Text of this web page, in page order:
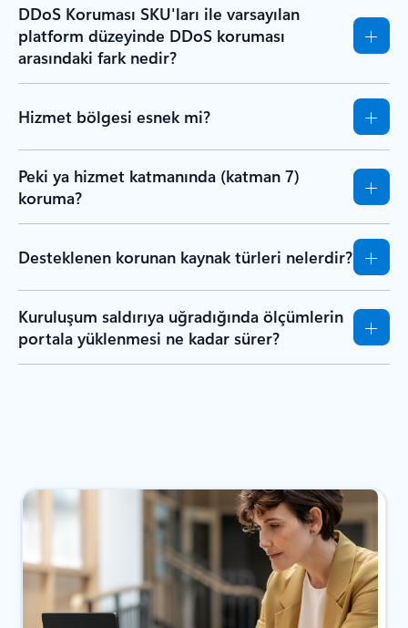
DDoS Koruması SKU'ları ile varsayılan
platform düzeyinde DDoS koruması
arasındaki fark nedir?
Hizmet bölgesi esnek mi?
Peki ya hizmet katmanında (katman 7)
koruma?
Desteklenen korunan kaynak türleri nelerdir?
Kuruluşum saldırıya uğradığında ölçümlerin
portala yüklenmesi ne kadar sürer?